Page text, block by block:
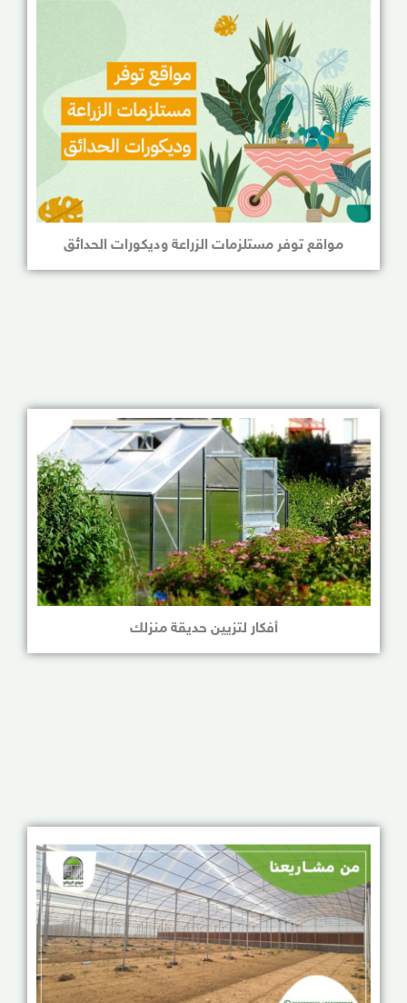
مواقع توفر مستلزمات الزراعة وديكورات الحدائق
أفكار لتزيين حديقة منزلك